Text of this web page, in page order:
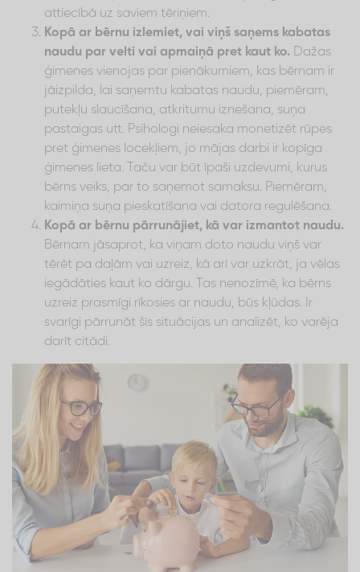
attiecībā uz saviem tēriņiem.
Kopā ar bērnu izlemiet, vai viņš saņems kabatas
naudu par velti vai apmaiņā pret kaut ko. Dažas
ģimenes vienojas par pienākumiem, kas bērnam ir
jāizpilda, lai saņemtu kabatas naudu, piemēram,
putekļu slaucīšana, atkritumu iznešana, suņa
pastaigas utt. Psihologi neiesaka monetizēt rūpes
pret ģimenes locekļiem, jo mājas darbi ir kopīga
ģimenes lieta. Taču var būt īpaši uzdevumi, kurus
bērns veiks, par to saņemot samaksu. Piemēram,
kaimiņa suņa pieskatīšana vai datora regulēšana.
Kopā ar bērnu pārrunājiet, kā var izmantot naudu.
Bērnam jāsaprot, ka viņam doto naudu viņš var
tērēt pa daļām vai uzreiz, kā arī var uzkrāt, ja vēlas
iegādāties kaut ko dārgu. Tas nenozīmē, ka bērns
uzreiz prasmīgi rīkosies ar naudu, būs kļūdas. Ir
svarīgi pārrunāt šīs situācijas un analizēt, ko varēja
darīt citādi.